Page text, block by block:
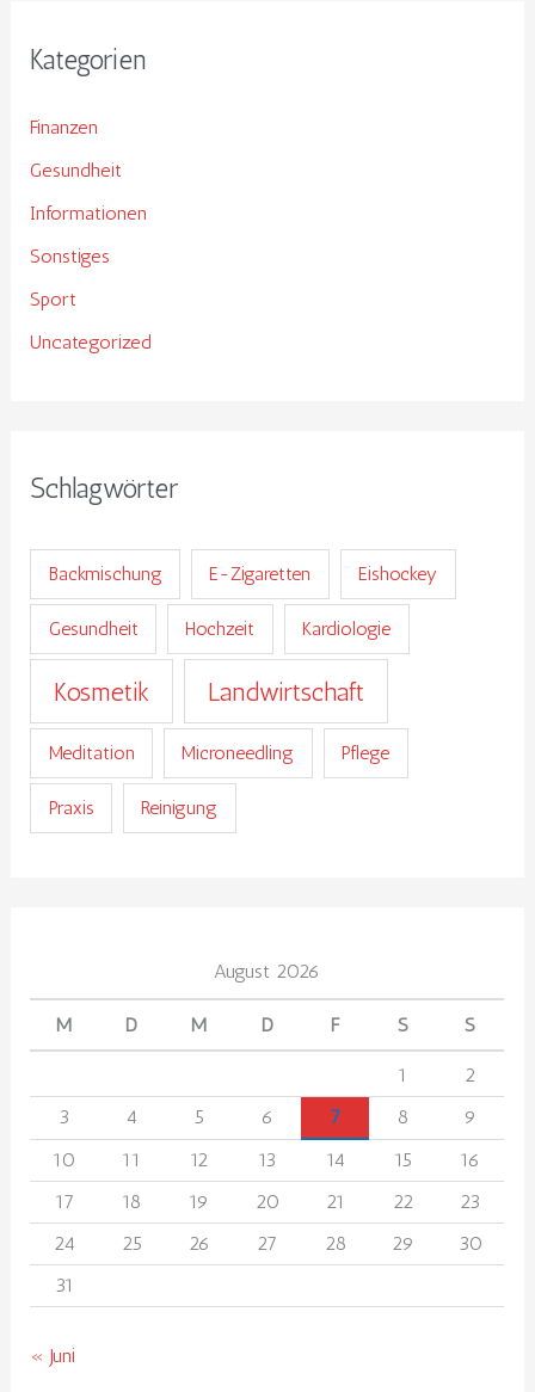
Kategorien
Finanzen
Gesundheit
Informationen
Sonstiges
Sport
Uncategorized
Schlagwörter
Backmischung E-Zigaretten Eishockey
Gesundheit Hochzeit Kardiologie
Kosmetik Landwirtschaft
Meditation Microneedling Pflege
Praxis Reinigung
August 2026
M D M D F S S
1
2
3
4 5 6 7 8
9
10
11 12 13 14 15
16
17
18 19 20 21 22
23
24
25 26 27 28 29
30
31
« Juni